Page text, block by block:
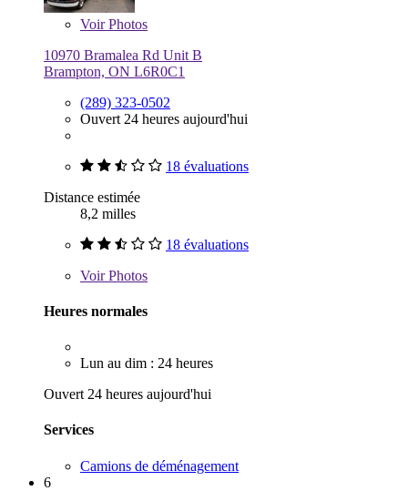
VoirPhotos
10970 Bramalea Rd Unit B
Brampton, ON L6R0C1
(289) 323-0502
Ouvert 24 heures aujourd'hui
18 évaluations
Distance estimée
8,2 milles
18 évaluations
VoirPhotos
Heures normales
Lun au dim : 24 heures
Ouvert 24 heures aujourd'hui
Services
Camions de déménagement
6